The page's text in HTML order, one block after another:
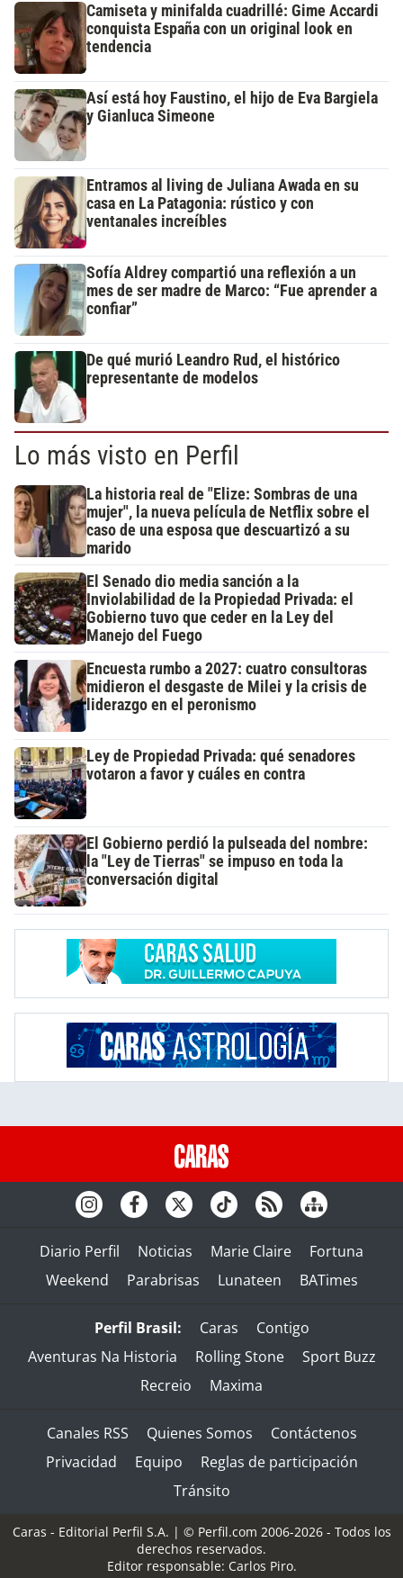
Camiseta y minifalda cuadrillé: Gime Accardi
conquista España con un original look en
tendencia
Así está hoy Faustino, el hijo de Eva Bargiela
y Gianluca Simeone
Entramos al living de Juliana Awada en su
casa en La Patagonia: rústico y con
ventanales increíbles
Sofía Aldrey compartió una reflexión a un
mes de ser madre de Marco: “Fue aprender a
confiar”
De qué murió Leandro Rud, el histórico
representante de modelos
Lo más visto en Perfil
La historia real de "Elize: Sombras de una
mujer", la nueva película de Netflix sobre el
caso de una esposa que descuartizó a su
marido
El Senado dio media sanción a la
Inviolabilidad de la Propiedad Privada: el
Gobierno tuvo que ceder en la Ley del
Manejo del Fuego
Encuesta rumbo a 2027: cuatro consultoras
midieron el desgaste de Milei y la crisis de
liderazgo en el peronismo
Ley de Propiedad Privada: qué senadores
votaron a favor y cuáles en contra
El Gobierno perdió la pulseada del nombre:
la "Ley de Tierras" se impuso en toda la
conversación digital
Diario Perfil Noticias Marie Claire
Fortuna
Weekend
Parabrisas Lunateen BATimes
Perfil Brasil: Caras
Contigo
Aventuras Na Historia
Rolling Stone
Sport Buzz
Recreio
Maxima
Canales RSS Quienes Somos
Contáctenos
Privacidad
Equipo
Reglas de participación
Tránsito
Caras - Editorial Perfil S.A. | © Perfil.com 2006-2026 - Todos los
derechos reservados.
Editor responsable: Carlos Piro.